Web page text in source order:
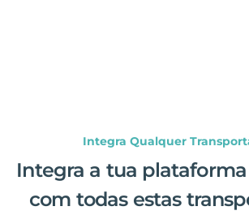
Integra Qualquer
Integra a tua
com todas estas